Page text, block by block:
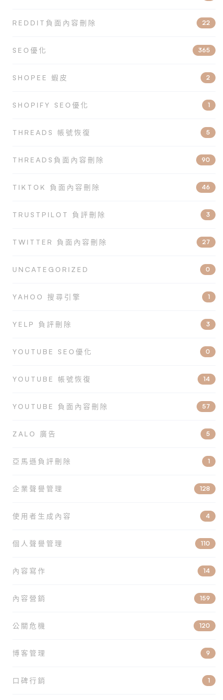
REDDIT負面內容刪除 22
SEO優化 365
SHOPEE 蝦皮 2
SHOPIFY SEO優化 1
THREADS 帳號恢復 5
THREADS負面內容刪除 90
TIKTOK 負面內容刪除 46
TRUSTPILOT 負評刪除 3
TWITTER 負面內容刪除 27
UNCATEGORIZED 0
YAHOO 搜尋引擎 1
YELP 負評刪除 3
YOUTUBE SEO優化 0
YOUTUBE 帳號恢復 14
YOUTUBE 負面內容刪除 57
ZALO 廣告 5
亞馬遜負評刪除 1
企業聲譽管理 128
使用者生成內容 4
個人聲譽管理 110
內容寫作 14
內容營銷 159
公關危機 120
博客管理 9
口碑行銷 1